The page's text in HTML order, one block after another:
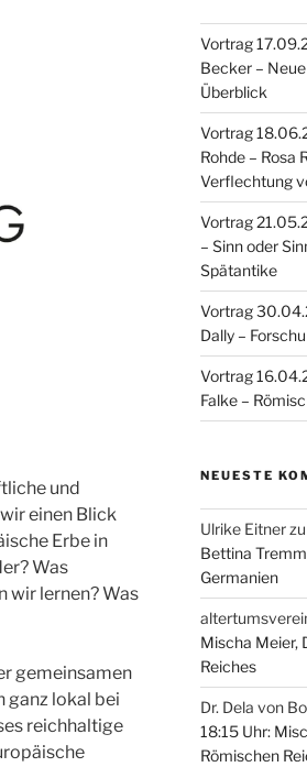
und
einen Blick
Erbe in
Was
wir lernen? Was
gemeinsamen
ganz lokal bei
reichhaltige
Vortrag
Becker –
Überblick
Vortrag
Rohde – Rosa
Verflechtung
Vortrag
– Sinn oder
Spätantike
Vortrag
Dally –
Vortrag
Falke –
NEUESTE
Ulrike Eitner
Bettina
Germanien
Mischa Meier,
Reiches
Dr. Dela von
18:15 Uhr:
Römischen